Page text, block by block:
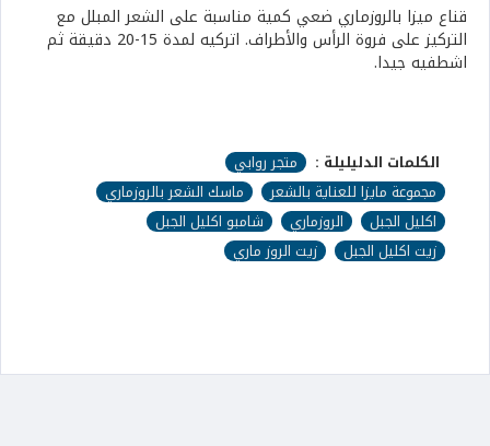
قناع ميزا بالروزماري ضعي كمية مناسبة على الشعر المبلل مع
التركيز على فروة الرأس والأطراف. اتركيه لمدة 15-20 دقيقة ثم
اشطفيه جيدا.
الكلمات الدليليلة :
متجر روابي
مجموعة مايزا للعناية بالشعر
ماسك الشعر بالروزماري
اكليل الجبل
الروزماري
شامبو اكليل الجبل
زيت اكليل الجبل
زيت الروز ماري